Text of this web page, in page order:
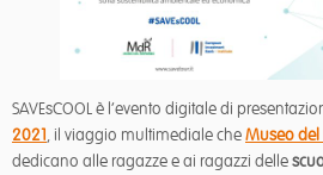
SAVEsCOOL è l’evento digitale di
2021, il viaggio multimediale cheMuseo del
dedicano alle ragazze e ai ragazzi delle